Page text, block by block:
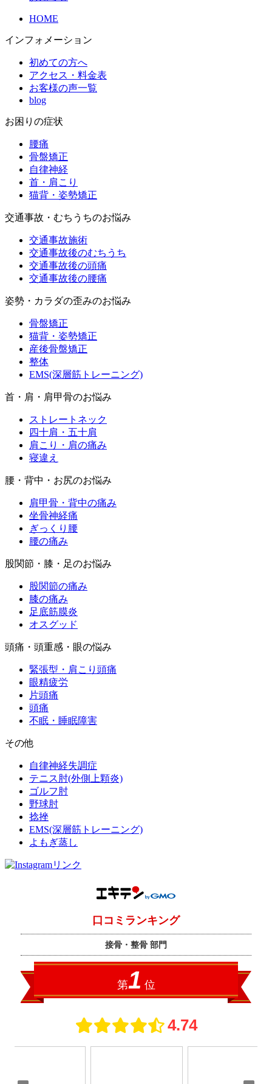
HOME
インフォメーション
初めての方へ
アクセス・料金表
お客様の声一覧
blog
お困りの症状
腰痛
骨盤矯正
自律神経
首・肩こり
猫背・姿勢矯正
交通事故・むちうちのお悩み
交通事故施術
交通事故後のむちうち
交通事故後の頭痛
交通事故後の腰痛
姿勢・カラダの歪みのお悩み
骨盤矯正
猫背・姿勢矯正
産後骨盤矯正
整体
EMS(深層筋トレーニング)
首・肩・肩甲骨のお悩み
ストレートネック
四十肩・五十肩
肩こり・肩の痛み
寝違え
腰・背中・お尻のお悩み
肩甲骨・背中の痛み
坐骨神経痛
ぎっくり腰
腰の痛み
股関節・膝・足のお悩み
股関節の痛み
膝の痛み
足底筋膜炎
オスグッド
頭痛・頭重感・眼の悩み
緊張型・肩こり頭痛
眼精疲労
片頭痛
頭痛
不眠・睡眠障害
その他
自律神経失調症
テニス肘(外側上顆炎)
ゴルフ肘
野球肘
捻挫
EMS(深層筋トレーニング)
よもぎ蒸し